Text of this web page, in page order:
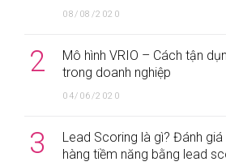
08/08/2020
2
Mô hình VRIO – Cách tận
trong doanh nghiệp
04/06/2020
3
Lead Scoring là gì? Đánh
hàng tiềm năng bằng lead